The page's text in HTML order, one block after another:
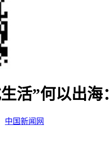
活”何以出
中国新闻网